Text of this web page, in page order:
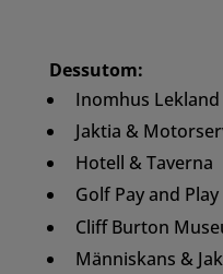
Dessutom:
Inomhus Lekland
Jaktia &
Hotell & Taverna
Golf Pay and Play
Cliff Burton
Människans &